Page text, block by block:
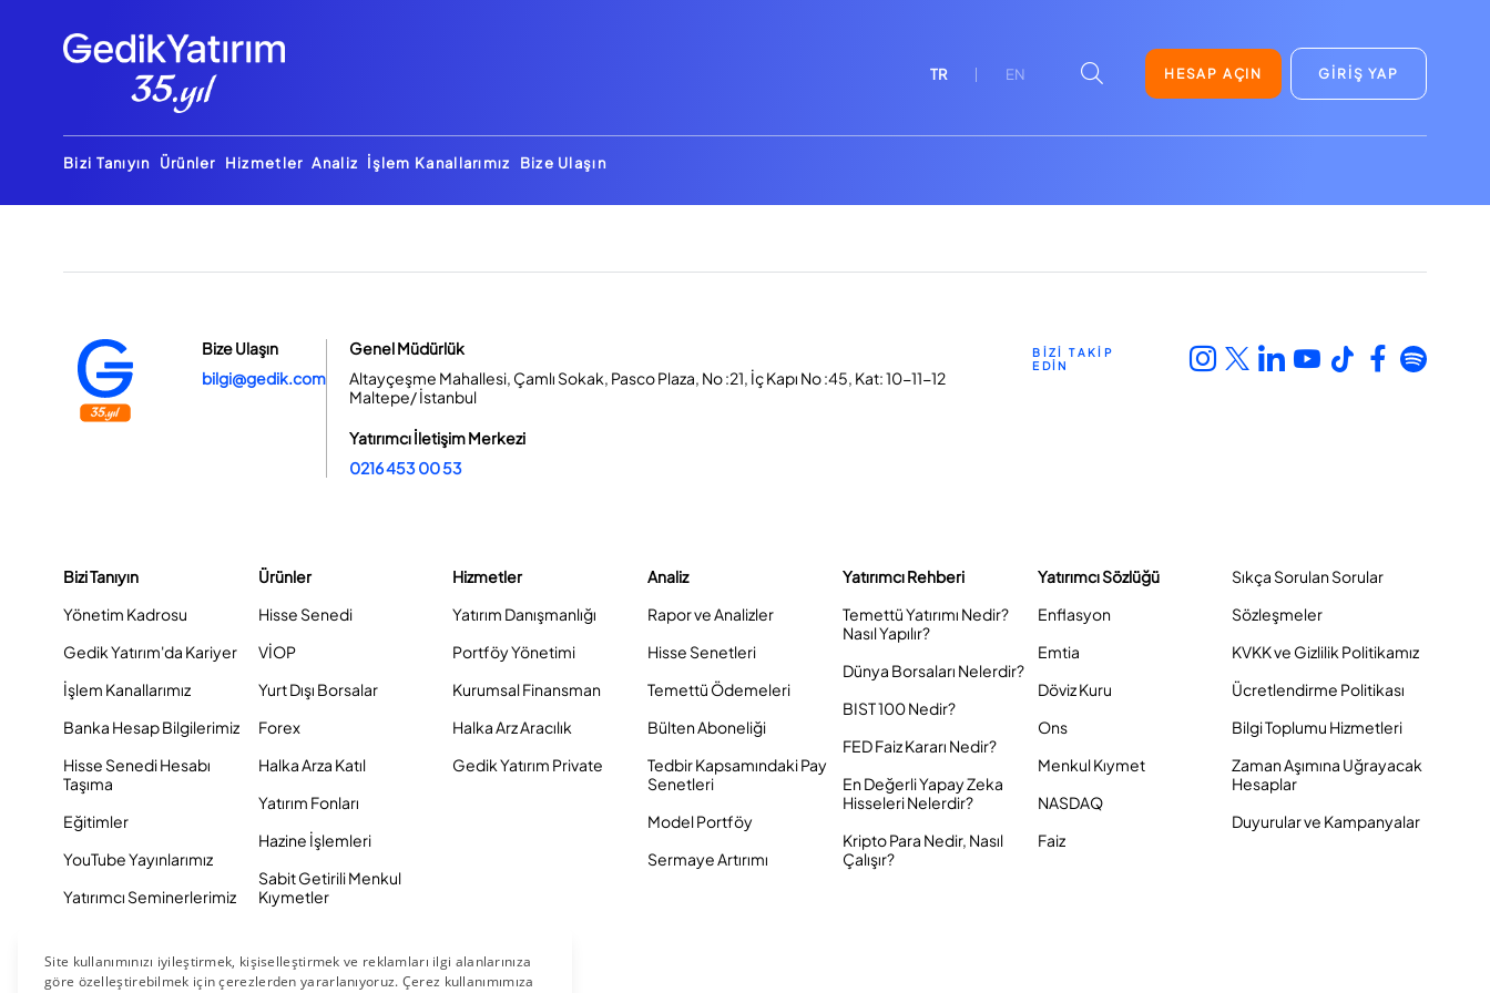
TR EN HESAP AÇIN GİRİŞ YAP
Bizi Tanıyın Ürünler Hizmetler Analiz İşlem Kanallarımız Bize Ulaşın
Bize Ulaşın
bilgi@gedik.com
Genel Müdürlük
Altayçeşme Mahallesi, Çamlı Sokak, Pasco Plaza, No :21, İç Kapı No :45, Kat: 10-11-12
Maltepe/ İstanbul
Yatırımcı İletişim Merkezi
0216 453 00 53
BİZİ TAKİP
EDİN
Bizi Tanıyın
Yönetim Kadrosu
Gedik Yatırım'da Kariyer
İşlem Kanallarımız
Banka Hesap Bilgilerimiz
Hisse Senedi Hesabı
Taşıma
Eğitimler
YouTube Yayınlarımız
Yatırımcı Seminerlerimiz
Ürünler
Hisse Senedi
VİOP
Yurt Dışı Borsalar
Forex
Halka Arza Katıl
Yatırım Fonları
Hazine İşlemleri
Sabit Getirili Menkul
Kıymetler
Tahvil ve Bono
Hizmetler
Yatırım Danışmanlığı
Portföy Yönetimi
Kurumsal Finansman
Halka Arz Aracılık
Gedik Yatırım Private
Analiz
Rapor ve Analizler
Hisse Senetleri
Temettü Ödemeleri
Bülten Aboneliği
Tedbir Kapsamındaki Pay
Senetleri
Model Portföy
Sermaye Artırımı
Yatırımcı Rehberi
Temettü Yatırımı Nedir?
Nasıl Yapılır?
Dünya Borsaları Nelerdir?
BIST 100 Nedir?
FED Faiz Kararı Nedir?
En Değerli Yapay Zeka
Hisseleri Nelerdir?
Kripto Para Nedir, Nasıl
Çalışır?
Yatırımcı Sözlüğü
Enflasyon
Emtia
Döviz Kuru
Ons
Menkul Kıymet
NASDAQ
Faiz
Sıkça Sorulan Sorular
Sözleşmeler
KVKK ve Gizlilik Politikamız
Ücretlendirme Politikası
Bilgi Toplumu Hizmetleri
Zaman Aşımına Uğrayacak
Hesaplar
Duyurular ve Kampanyalar